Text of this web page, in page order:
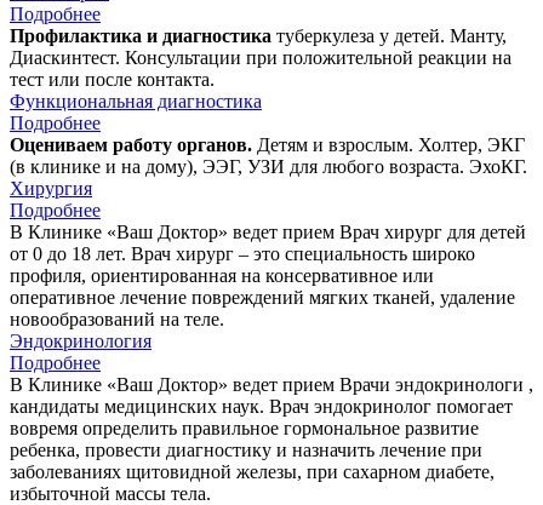
Подробнее
Профилактика и диагностика туберкулеза у детей. Манту,
Диаскинтест. Консультации при положительной реакции на
тест или после контакта.
Функциональная диагностика
Подробнее
Оцениваем работу органов. Детям и взрослым. Холтер, ЭКГ
(в клинике и на дому), ЭЭГ, УЗИ для любого возраста. ЭхоКГ.
Хирургия
Подробнее
В Клинике «Ваш Доктор» ведет прием Врач хирург для детей
от 0 до 18 лет. Врач хирург – это специальность широко
профиля, ориентированная на консервативное или
оперативное лечение повреждений мягких тканей, удаление
новообразований на теле.
Эндокринология
Подробнее
В Клинике «Ваш Доктор» ведет прием Врачи эндокринологи ,
кандидаты медицинских наук. Врач эндокринолог помогает
вовремя определить правильное гормональное развитие
ребенка, провести диагностику и назначить лечение при
заболеваниях щитовидной железы, при сахарном диабете,
избыточной массы тела.